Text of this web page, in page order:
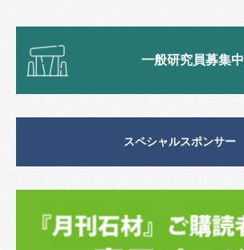
一般研究員募集中
スペシャルスポンサー